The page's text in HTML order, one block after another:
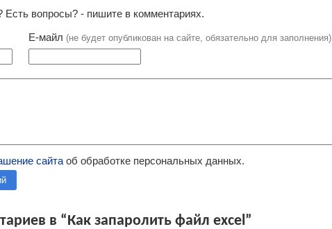
Есть вопросы? - пишите в комментариях.
Е-майл (не будет опубликован на сайте, обязательно для заполнения)
сайта об обработке персональных данных.
в “Как запаролить файл excel”